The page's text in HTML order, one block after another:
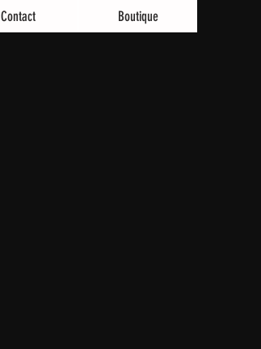
Contact Boutique